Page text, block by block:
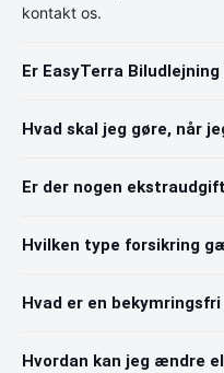
kontakt os.
Er EasyTerra
Hvad skal jeg gøre, når
Er der nogen
Hvilken type forsikring
Hvad er en
Hvordan kan jeg ændre